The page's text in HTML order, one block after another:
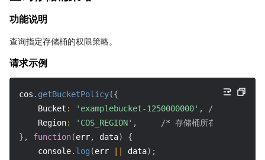
功能说明
查询指定存储桶的权限策略。
请求示例
cos . getBucketPolicy({
Bucket : 'examplebucket-1250000000' ,
/* 必须 */
Region: 'COS_REGION' ,
/* 存储桶所在地域，必须
} , function(err, data)
{
    console
. log (err data) ;